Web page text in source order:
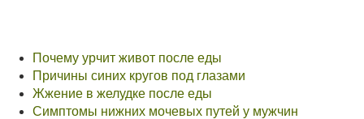
Почему урчит живот после еды
Причины синих кругов под глазами
Жжение в желудке после еды
Симптомы нижних мочевых путей у мужчин